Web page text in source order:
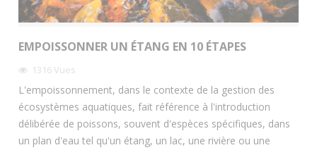
EMPOISSONNER UN ÉTANG EN 10 ÉTAPES
1316Vues
L'empoissonnement, dans le contexte de la gestion des
écosystèmes aquatiques, fait référence à l'introduction
délibérée de poissons, souvent d'espèces spécifiques, dans
un plan d'eau tel qu'un étang, un lac, une rivière ou une